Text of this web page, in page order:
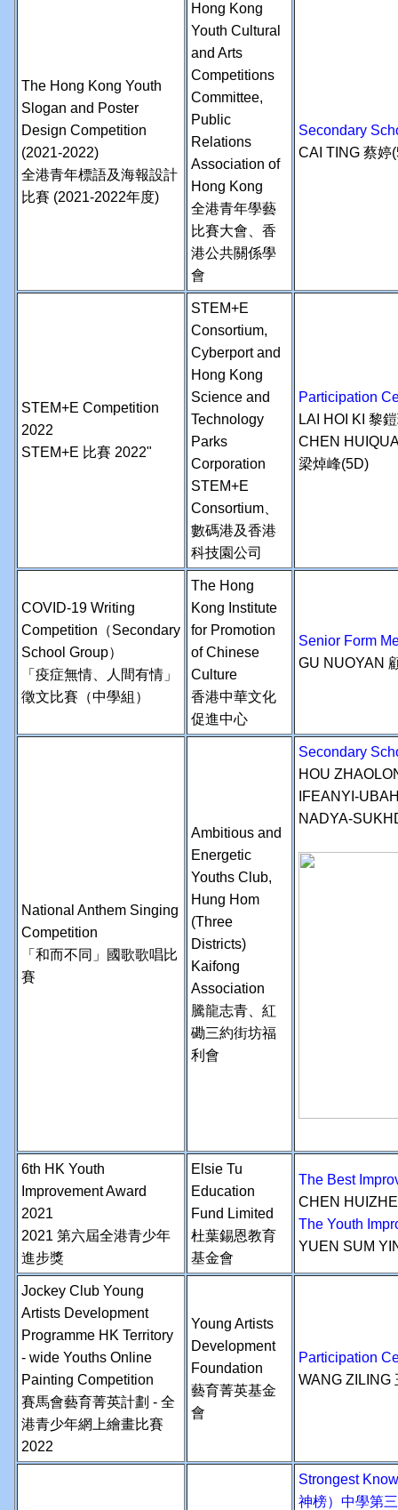
The Hong Kong Youth
Slogan and Poster
Design Competition
(2021-2022)
全港青年標語及海報設計
比賽 (2021-2022年度)
Hong Kong
Youth Cultural
and Arts
Competitions
Committee,
Public
Relations
Association of
Hong Kong
全港青年學藝
比賽大會、香
港公共關係學
會
Secondary
CAI TING 蔡婷
STEM+E Competition
2022
STEM+E 比賽 2022"
STEM+E
Consortium,
Cyberport and
Hong Kong
Science and
Technology
Parks
Corporation
STEM+E
Consortium、
數碼港及香港
科技園公司
Participation
LAI HOI KI 黎
CHEN
梁焯峰(5D)
COVID-19 Writing
Competition（Secondary
School Group）
「疫症無情、人間有情」
徵文比賽（中學組）
The Hong
Kong Institute
for Promotion
of Chinese
Culture
香港中華文化
促進中心
Senior Form
GU NUOYAN
National Anthem Singing
Competition
「和而不同」國歌歌唱比
賽
Ambitious and
Energetic
Youths Club,
Hung Hom
(Three
Districts)
Kaifong
Association
騰龍志青、 紅
磡三約街坊福
利會
Secondary
HOU
IFEANYI-
NADYA-
6th HK Youth
Improvement Award
2021
2021 第六屆全港青少年
進步獎
Elsie Tu
Education
Fund Limited
杜葉錫恩教育
基金會
The Best
CHEN
The Youth
YUEN SUM
Jockey Club Young
Artists Development
Programme HK Territory
- wide Youths Online
Painting Competition
賽馬會藝育菁英計劃 - 全
港青少年網上繪畫比賽
2022
Young Artists
Development
Foundation
藝育菁英基金
會
Participation
WANG ZILING
Strongest
神榜）中學第